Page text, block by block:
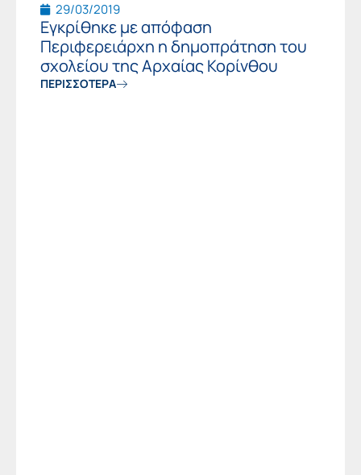
29/03/2019
Εγκρίθηκε με απόφαση
Περιφερειάρχη η δημοπράτηση του
σχολείου της Αρχαίας Κορίνθου
ΠΕΡΙΣΣΟΤΕΡΑ